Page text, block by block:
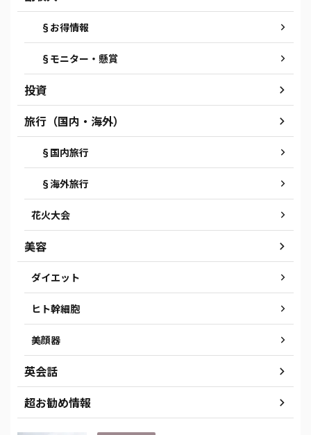
§お得情報
§モニター・懸賞
投資
旅行（国内・海外）
§国内旅行
§海外旅行
花火大会
美容
ダイエット
ヒト幹細胞
美顔器
英会話
超お勧め情報